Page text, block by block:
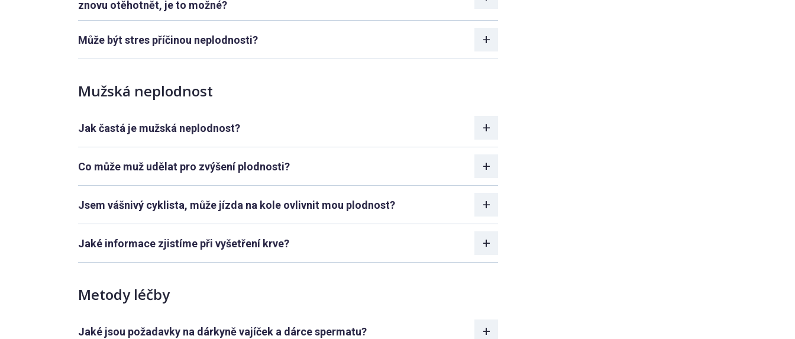
znovu otěhotnět, je to možné?
Může být stres příčinou neplodnosti?
Mužská neplodnost
Jak častá je mužská neplodnost?
Co může muž udělat pro zvýšení plodnosti?
Jsem vášnivý cyklista, může jízda na kole ovlivnit mou plodnost?
Jaké informace zjistíme při vyšetření krve?
Metody léčby
Jaké jsou požadavky na dárkyně vajíček a dárce spermatu?